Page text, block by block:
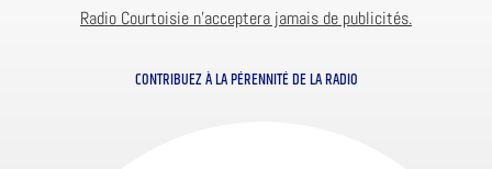
Radio Courtoisie n’acceptera jamais de publicités.
CONTRIBUEZ À LA PÉRENNITÉ DE LA RADIO